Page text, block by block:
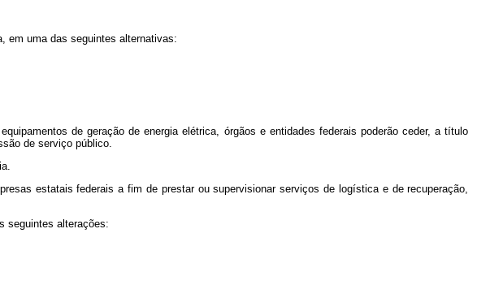
em uma das seguintes alternativas:
de geração de energia elétrica, órgãos e entidades federais poderão ceder, a título
de serviço público.
estatais federais a fim de prestar ou supervisionar serviços de logística e de recuperação,
seguintes alterações: